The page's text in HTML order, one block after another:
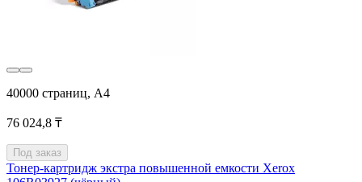
40000 страниц, А4
76 024,8 ₸
Под заказ
Тонер-картридж экстра повышенной емкости Xerox